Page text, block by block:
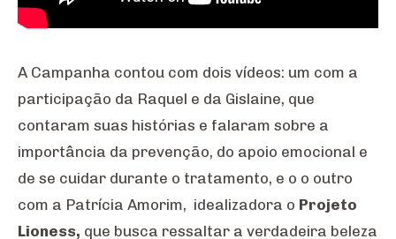
A Campanha contou com dois vídeos: um com a
participação da Raquel e da Gislaine, que
contaram suas histórias e falaram sobre a
importância da prevenção, do apoio emocional e
de se cuidar durante o tratamento, e o o outro
com a Patrícia Amorim, idealizadora o Projeto
Lioness, que busca ressaltar a verdadeira beleza